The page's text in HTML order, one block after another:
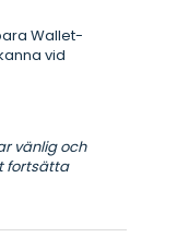
Wallet-
vid
vänlig och
fortsätta